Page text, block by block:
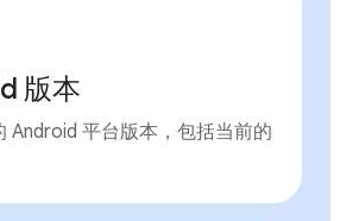
版本
Android 平台版本，包括当前的